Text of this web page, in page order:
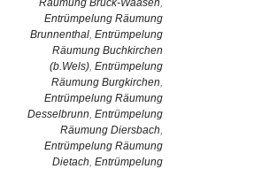
Räumung Bruck-Waasen,
Entrümpelung Räumung
Brunnenthal, Entrümpelung
Räumung Buchkirchen
(b.Wels), Entrümpelung
Räumung Burgkirchen,
Entrümpelung Räumung
Desselbrunn, Entrümpelung
Räumung Diersbach,
Entrümpelung Räumung
Dietach, Entrümpelung